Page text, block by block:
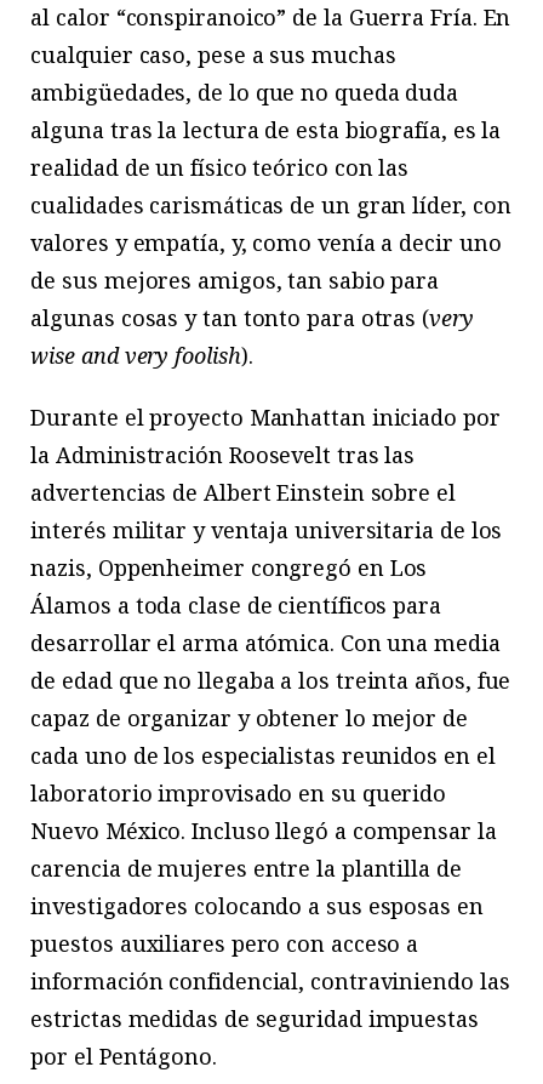
al calor “conspiranoico” de la Guerra Fría. En
cualquier caso, pese a sus muchas
ambigüedades, de lo que no queda duda
alguna tras la lectura de esta biografía, es la
realidad de un físico teórico con las
cualidades carismáticas de un gran líder, con
valores y empatía, y, como venía a decir uno
de sus mejores amigos, tan sabio para
algunas cosas y tan tonto para otras (very
wise and very foolish).
Durante el proyecto Manhattan iniciado por
la Administración Roosevelt tras las
advertencias de Albert Einstein sobre el
interés militar y ventaja universitaria de los
nazis, Oppenheimer congregó en Los
Álamos a toda clase de científicos para
desarrollar el arma atómica. Con una media
de edad que no llegaba a los treinta años, fue
capaz de organizar y obtener lo mejor de
cada uno de los especialistas reunidos en el
laboratorio improvisado en su querido
Nuevo México. Incluso llegó a compensar la
carencia de mujeres entre la plantilla de
investigadores colocando a sus esposas en
puestos auxiliares pero con acceso a
información confidencial, contraviniendo las
estrictas medidas de seguridad impuestas
por el Pentágono.